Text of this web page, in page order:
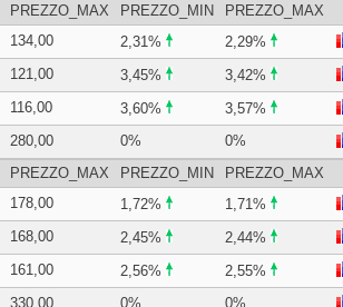
PREZZO_MAX PREZZO_MIN
PREZZO_MAX
134,00 2,31%
2,29%
121,00 3,45%
3,42%
116,00 3,60%
3,57%
280,00 0%
0%
PREZZO_MAX PREZZO_MIN
PREZZO_MAX
178,00 1,72%
1,71%
168,00 2,45%
2,44%
161,00 2,56%
2,55%
330,00 0%
0%